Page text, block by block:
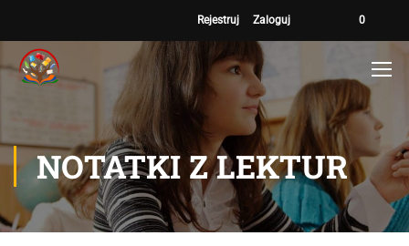
Rejestruj Zaloguj 0
NOTATKI Z LEKTUR